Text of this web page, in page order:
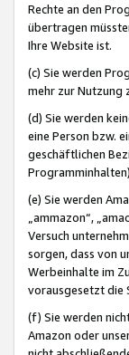
Rechte an den
übertragen
Ihre Website ist.
(c) Sie werden
mehr zur Nutzung
(d) Sie werden
eine Person bzw.
geschäftlichen
(e) Sie werden
„ammazon“,
Versuch
sorgen, dass von
Werbeinhalte im
vorausgesetzt die
(f) Sie werden
Amazon oder